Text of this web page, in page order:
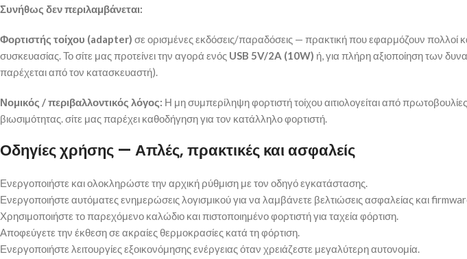
Συνήθως δεν περιλαμβάνεται:
Φορτιστής τοίχου (adapter) σε ορισμένες εκδόσεις/παραδόσεις — πρακτική που εφαρμόζουν
συσκευασίας. Το σίτε μας προτείνει την αγορά ενός USB 5V/2A (10W) ή, για πλήρη αξιοποίηση των
παρέχεται από τον κατασκευαστή).
Νομικός / περιβαλλοντικός λόγος: Η μη συμπερίληψη φορτιστή τοίχου αιτιολογείται από
βιωσιμότητας. σίτε μας παρέχει καθοδήγηση για τον κατάλληλο φορτιστή.
Οδηγίες χρήσης — Απλές, πρακτικές και ασφαλείς
Ενεργοποιήστε και ολοκληρώστε την αρχική ρύθμιση με τον οδηγό εγκατάστασης.
Ενεργοποιήστε αυτόματες ενημερώσεις λογισμικού για να λαμβάνετε βελτιώσεις ασφαλείας και
Χρησιμοποιήστε το παρεχόμενο καλώδιο και πιστοποιημένο φορτιστή για ταχεία φόρτιση.
Αποφεύγετε την έκθεση σε ακραίες θερμοκρασίες κατά τη φόρτιση.
Ενεργοποιήστε λειτουργίες εξοικονόμησης ενέργειας όταν χρειάζεστε μεγαλύτερη αυτονομία.